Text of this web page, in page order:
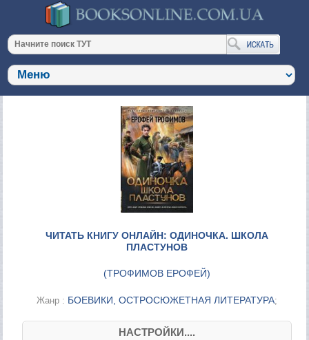
ЧИТАТЬ КНИГУ ОНЛАЙН: ОДИНОЧКА. ШКОЛА
ПЛАСТУНОВ
(ТРОФИМОВ ЕРОФЕЙ)
Жанр : БОЕВИКИ, ОСТРОСЮЖЕТНАЯ ЛИТЕРАТУРА;
НАСТРОЙКИ....